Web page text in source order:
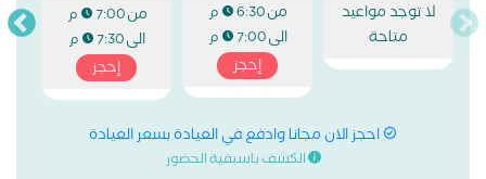
لا توجد مواعيد
متاحة
من6:30 م
الى7:00 م
إحجز
من7:00 م
الى7:30 م
إحجز
احجز الان مجانا وادفع في العيادة بسعر العيادة
الكشف باسبقية الحضور